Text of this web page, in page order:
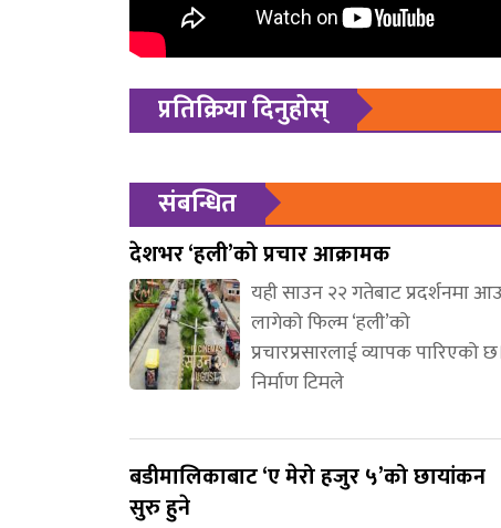
प्रतिक्रिया दिनुहोस्
संबन्धित
देशभर ‘हली’को प्रचार आक्रामक
यही साउन २२ गतेबाट प्रदर्शनमा
लागेको फिल्म ‘हली’को
प्रचारप्रसारलाई व्यापक पारिएको
निर्माण टिमले
बडीमालिकाबाट ‘ए मेरो हजुर ५’को छायांकन
सुरु हुने